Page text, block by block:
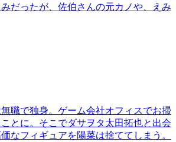
だったが、佐伯さんの元カノや、えみ
職で独身。ゲーム会社オフィスでお掃
とに。そこでダサヲタ太田拓也と出会
なフィギュアを陽菜は捨ててしまう。